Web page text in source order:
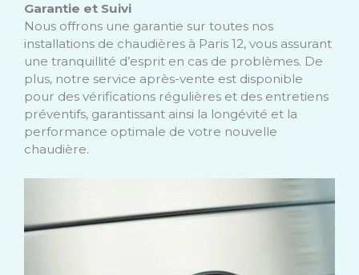
Garantie et Suivi
Nous offrons une garantie sur toutes nos
installations de chaudières à Paris 12, vous assurant
une tranquillité d’esprit en cas de problèmes. De
plus, notre service après-vente est disponible
pour des vérifications régulières et des entretiens
préventifs, garantissant ainsi la longévité et la
performance optimale de votre nouvelle
chaudière.